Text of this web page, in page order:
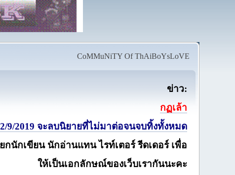
CoMMuNiTY Of ThAiBoYsLoVE
ข่าว:
กฏเล้า
9/2019 จะลบนิยายที่ไม่มาต่อจนจบทิ้งทั้งหมด
กนักเขียน นักอ่านแทน ไรท์เตอร์ รีดเดอร์ เพื่อ
ให้เป็นเอกลักษณ์ของเว็บเรากันนะคะ